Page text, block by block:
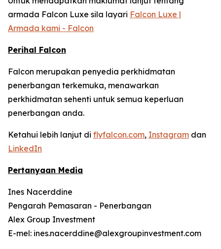
armada Falcon Luxe sila layari Falcon Luxe |
Armada kami - Falcon
Perihal Falcon
Falcon merupakan penyedia perkhidmatan
penerbangan terkemuka, menawarkan
perkhidmatan sehenti untuk semua keperluan
penerbangan anda.
Ketahui lebih lanjut di flyfalcon.com, Instagram dan
LinkedIn
Pertanyaan Media
Ines Nacerddine
Pengarah Pemasaran - Penerbangan
Alex Group Investment
E-mel: ines.nacerddine@alexgroupinvestment.com